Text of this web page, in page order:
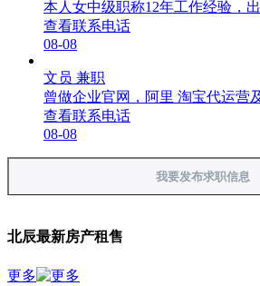
本人女中级职称12年工作经验，
查看联系电话
08-08
文员 兼职
曾做企业官网，阿里 淘宝代运营
查看联系电话
08-08
我要发布求职信息
北辰最新房产租售
更多